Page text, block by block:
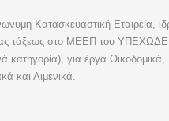
Κατασκευαστική Εταιρεία,
τάξεως στο ΜΕΕΠ του ΥΠΕΧΩΔΕ
κατηγορία), για έργα
και Λιμενικά.